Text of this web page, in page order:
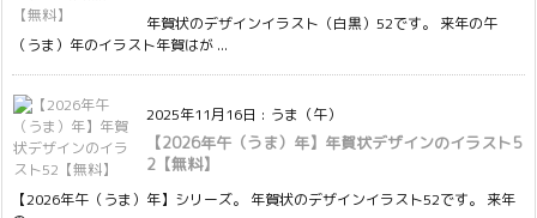
年賀状のデザインイラスト（白黒）52です。 来年の午
（うま）年のイラスト年賀はが ...
2025年11月16日 : うま（午）
【2026年午（うま）年】年賀状デザインのイラスト5
2【無料】
【2026年午（うま）年】シリーズ。 年賀状のデザインイラスト52です。 来年